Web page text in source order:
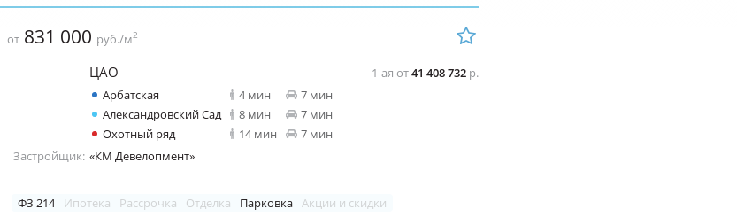
от 831 000 руб./м2
1-ая от41 408 732 р.
ЦАО
Арбатская 4 мин
7 мин
Александровский Сад
8 мин
7 мин
Охотный ряд
14 мин
7 мин
Застройщик: «КМ Девелопмент»
ФЗ 214 Ипотека Рассрочка Отделка Парковка Акции и скидки